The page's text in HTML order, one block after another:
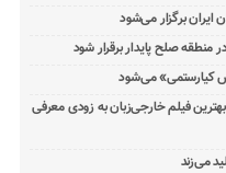
ایران برگزار می‌شود
منطقه صلح پایدار برقرار شود
کیارستمی» می‌شود
فیلم خارجی‌زبان به زودی معرفی
می‌زند